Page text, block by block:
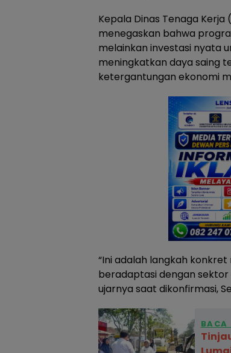
Kepala Dinas Tenaga Kerja
menegaskan bahwa
melainkan investasi nyata
meningkatkan daya saing
ketergantungan ekonomi
“Ini adalah langkah
beradaptasi dengan sektor
ujarnya saat dikonfirmasi,
BACA